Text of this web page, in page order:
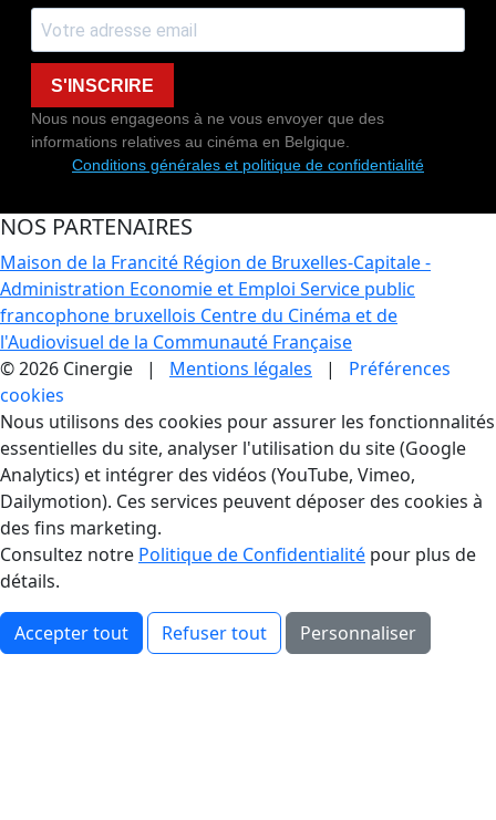
S'INSCRIRE
Nous nous engageons à ne vous envoyer que des
informations relatives au cinéma en Belgique.
Conditions générales et politique de confidentialité
NOS PARTENAIRES
Maison de la Francité Région de Bruxelles-Capitale -
Administration Economie et Emploi Service public
francophone bruxellois Centre du Cinéma et de
l'Audiovisuel de la Communauté Française
© 2026 Cinergie | Mentions légales | Préférences
cookies
Gestion des Cookies
Nous utilisons des cookies pour assurer les fonctionnalités
essentielles du site, analyser l'utilisation du site (Google
Analytics) et intégrer des vidéos (YouTube, Vimeo,
Dailymotion). Ces services peuvent déposer des cookies à
des fins marketing.
Consultez notre Politique de Confidentialité pour plus de
détails.
Accepter tout Refuser tout Personnaliser